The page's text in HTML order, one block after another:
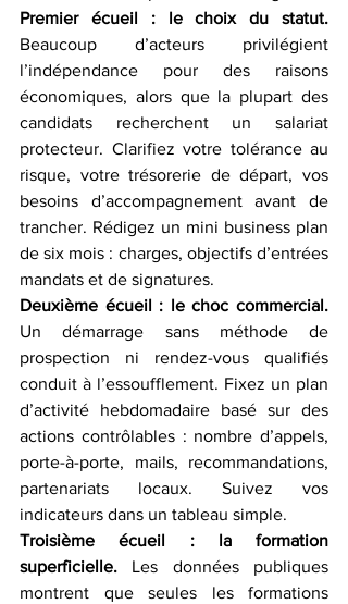
Premier écueil : le choix du statut.
Beaucoup d’acteurs privilégient
l’indépendance pour des raisons
économiques, alors que la plupart des
candidats recherchent un salariat
protecteur. Clarifiez votre tolérance au
risque, votre trésorerie de départ, vos
besoins d’accompagnement avant de
trancher. Rédigez un mini business plan
de six mois : charges, objectifs d’entrées
mandats et de signatures.
Deuxième écueil : le choc commercial.
Un démarrage sans méthode de
prospection ni rendez-vous qualifiés
conduit à l’essoufflement. Fixez un plan
d’activité hebdomadaire basé sur des
actions contrôlables : nombre d’appels,
porte-à-porte, mails, recommandations,
partenariats locaux. Suivez vos
indicateurs dans un tableau simple.
Troisième écueil : la formation
superficielle. Les données publiques
montrent que seules les formations